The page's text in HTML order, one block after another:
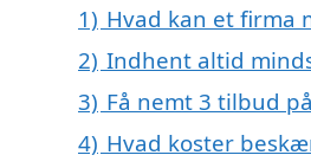
1) Hvad kan et firma
2) Indhent altid
3) Få nemt 3 tilbud
4) Hvad koster